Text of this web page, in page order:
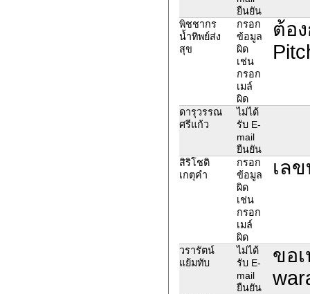
ยืนยัน
พิชชากร
น้ำทิพย์ส่ง
สุข
กรอก
ข้อมูล
ผิด
เช่น
กรอก
เมล์
ผิด
ต้อ
ดารุวรรณ
ศรีแก้ว
ไม่ได้
รับ E-
mail
ยืนยัน
สิริโชติ
เกตุคำ
กรอก
ข้อมูล
ผิด
เช่น
กรอก
เมล์
ผิด
เล
วรารัตน์
แย้มทับ
ไม่ได้
รับ E-
mail
ยืนยัน
ขอ